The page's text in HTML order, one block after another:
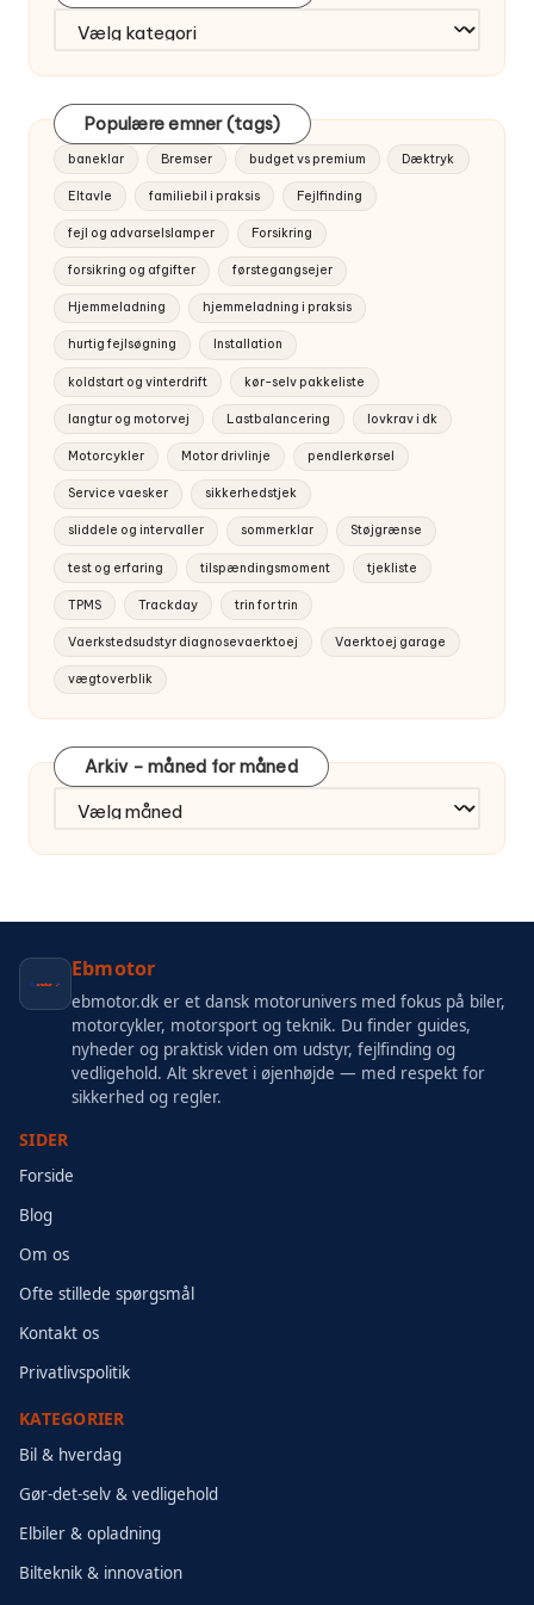
Find
emnePopulære emner (tags)
baneklar Bremser budget vs premium Dæktryk
Eltavle familiebil i praksis Fejlfinding
fejl og advarselslamper Forsikring
forsikring og afgifter førstegangsejer
Hjemmeladning hjemmeladning i praksis
hurtig fejlsøgning Installation
koldstart og vinterdrift kør-selv pakkeliste
langtur og motorvej Lastbalancering lovkrav i dk
Motorcykler Motor drivlinje pendlerkørsel
Service vaesker sikkerhedstjek
sliddele og intervaller sommerklar Støjgrænse
test og erfaring tilspændingsmoment tjekliste
TPMS Trackday trin for trin
Vaerkstedsudstyr diagnosevaerktoej Vaerktoej garage
vægtoverblik
Arkiv – måned for måned
Arkiv
måned
Ebmotor
ebmotor.dk er et dansk motorunivers med fokus på biler,
motorcykler, motorsport og teknik. Du finder guides,
nyheder og praktisk viden om udstyr, fejlfinding og
vedligehold. Alt skrevet i øjenhøjde — med respekt for
sikkerhed og regler.
SIDER
Forside
Blog
Om os
Ofte stillede spørgsmål
Kontakt os
Privatlivspolitik
KATEGORIER
Bil & hverdag
Gør-det-selv & vedligehold
Elbiler & opladning
Bilteknik & innovation